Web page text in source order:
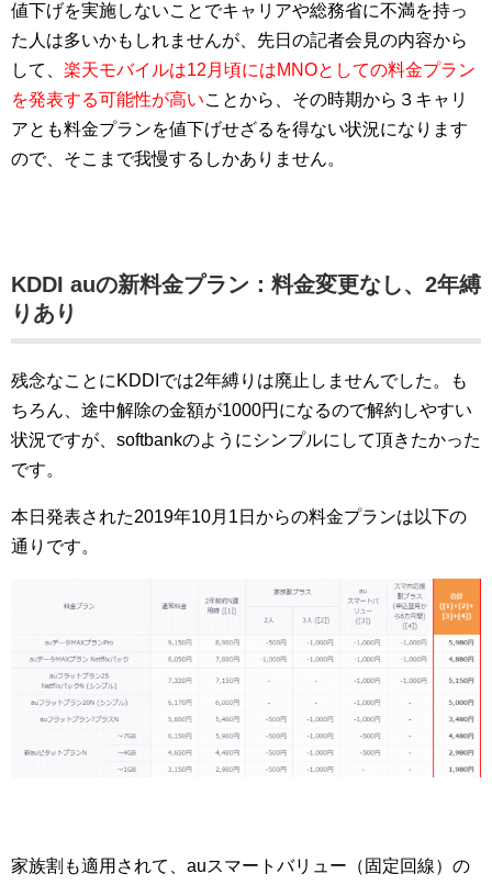
値下げを実施しないことでキャリアや総務省に不満を持っ
た人は多いかもしれませんが、先日の記者会見の内容から
して、 楽天モバイルは12月頃にはMNOとしての料金プラン
を発表する可能性が高いことから、その時期から３キャリ
アとも料金プランを値下げせざるを得ない状況になります
ので、そこまで我慢するしかありません。
KDDI auの新料金プラン：料金変更なし、2年縛
りあり
残念なことにKDDIでは2年縛りは廃止しませんでした。も
ちろん、途中解除の金額が1000円になるので解約しやすい
状況ですが、softbankのようにシンプルにして頂きたかった
です。
本日発表された2019年10月1日からの料金プランは以下の
通りです。
家族割も適用されて、auスマートバリュー（固定回線）の